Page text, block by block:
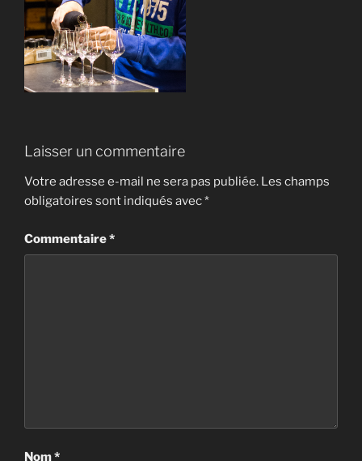
Laisser un commentaire
Votre adresse e-mail ne sera pas publiée. Les champs
obligatoires sont indiqués avec*
Commentaire*
Nom*